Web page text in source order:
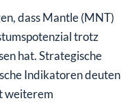
dass Mantle (MNT)
trotz
hat. Strategische
Indikatoren deuten
weiterem